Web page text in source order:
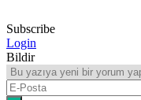
Subscribe
Login
Bildir